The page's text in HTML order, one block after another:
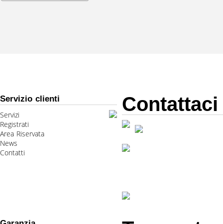
Servizio clienti
Servizi
Registrati
Area Riservata
News
Contatti
Contattaci